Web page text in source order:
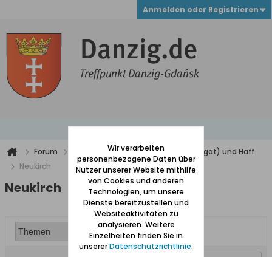
Anmelden oder Registrieren
Forum
Werder (zwischen Weichsel und Nogat) und Haff
Neukirch
Neukirch
Wir verarbeiten
personenbezogene Daten über
Nutzer unserer Website mithilfe
von Cookies und anderen
Technologien, um unsere
Dienste bereitzustellen und
Websiteaktivitäten zu
analysieren. Weitere
Einzelheiten finden Sie in
unsererDatenschutzrichtlinie.